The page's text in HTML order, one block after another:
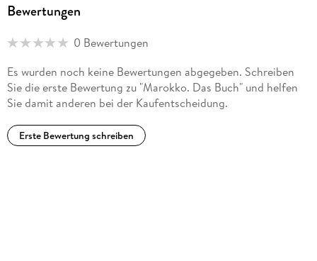
Bewertungen
0 Bewertungen
Es wurden noch keine Bewertungen abgegeben. Schreiben
Sie die erste Bewertung zu "Marokko. Das Buch" und helfen
Sie damit anderen bei der Kaufentscheidung.
Erste Bewertung schreiben